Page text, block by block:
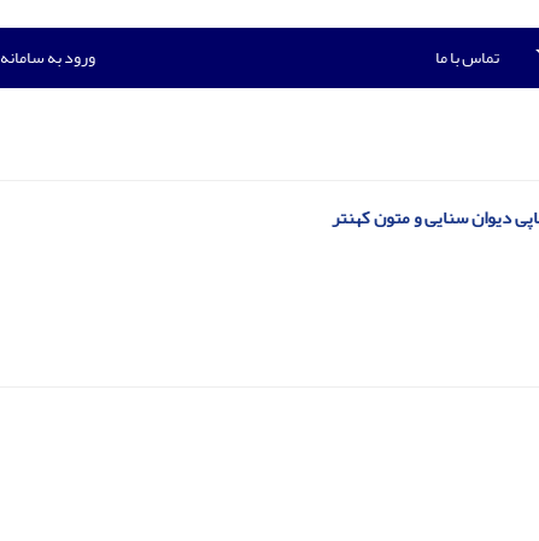
تماس با ما ورود به سامانه